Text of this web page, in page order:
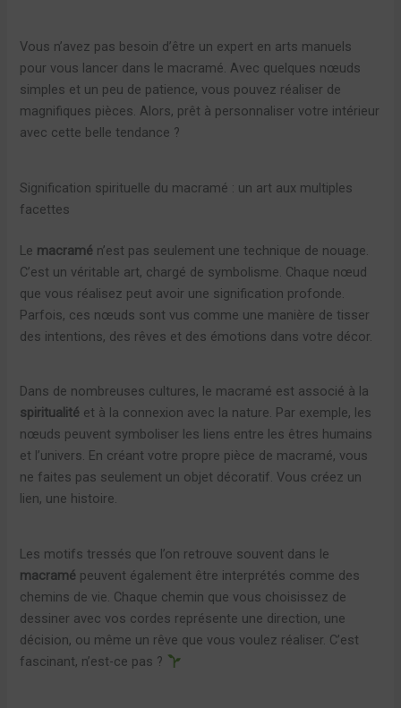
Vous n’avez pas besoin d’être un expert en arts manuels
pour vous lancer dans le macramé. Avec quelques nœuds
simples et un peu de patience, vous pouvez réaliser de
magnifiques pièces. Alors, prêt à personnaliser votre intérieur
avec cette belle tendance ?
Signification spirituelle du macramé : un art aux multiples
facettes
Le macramé n’est pas seulement une technique de nouage.
C’est un véritable art, chargé de symbolisme. Chaque nœud
que vous réalisez peut avoir une signification profonde.
Parfois, ces nœuds sont vus comme une manière de tisser
des intentions, des rêves et des émotions dans votre décor.
Dans de nombreuses cultures, le macramé est associé à la
spiritualité et à la connexion avec la nature. Par exemple, les
nœuds peuvent symboliser les liens entre les êtres humains
et l’univers. En créant votre propre pièce de macramé, vous
ne faites pas seulement un objet décoratif. Vous créez un
lien, une histoire.
Les motifs tressés que l’on retrouve souvent dans le
macramé peuvent également être interprétés comme des
chemins de vie. Chaque chemin que vous choisissez de
dessiner avec vos cordes représente une direction, une
décision, ou même un rêve que vous voulez réaliser. C’est
fascinant, n’est-ce pas ?